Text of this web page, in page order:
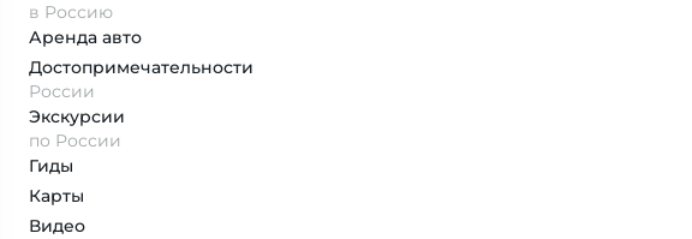
в Россию
Аренда авто
Достопримеча­тельности
России
Экскурсии
по России
Гиды
Карты
Видео